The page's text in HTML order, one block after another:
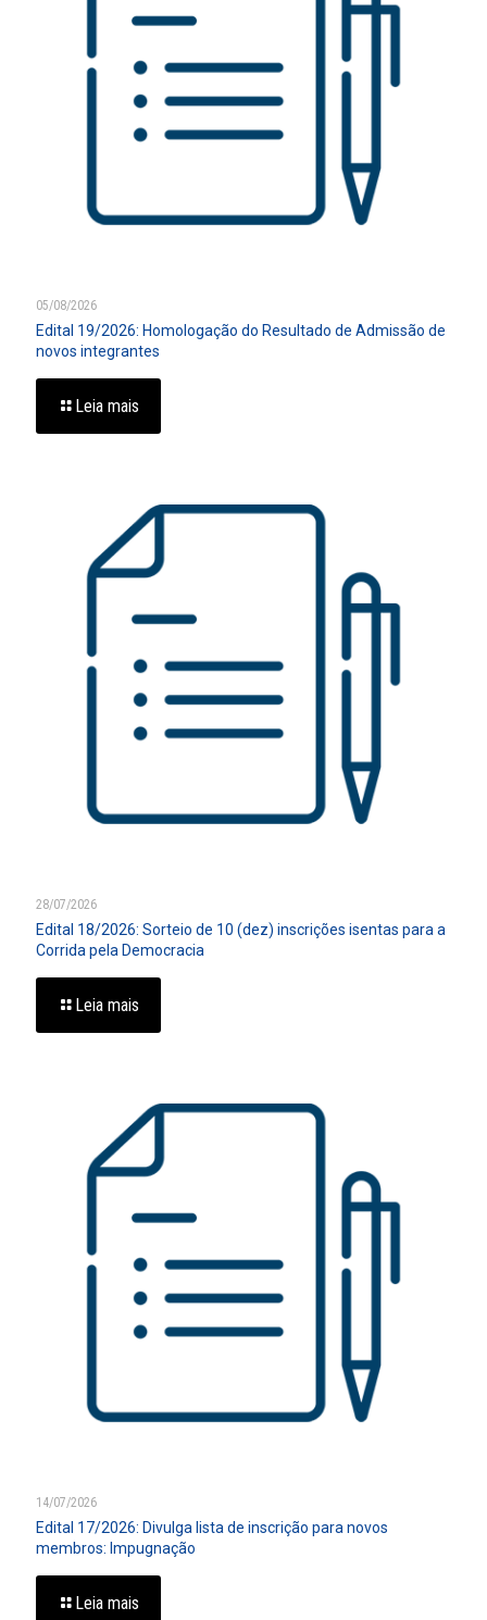
05/08/2026
Edital 19/2026: Homologação do Resultado de Admissão de
novos integrantes
Leia mais
28/07/2026
Edital 18/2026: Sorteio de 10 (dez) inscrições isentas para a
Corrida pela Democracia
Leia mais
14/07/2026
Edital 17/2026: Divulga lista de inscrição para novos
membros: Impugnação
Leia mais